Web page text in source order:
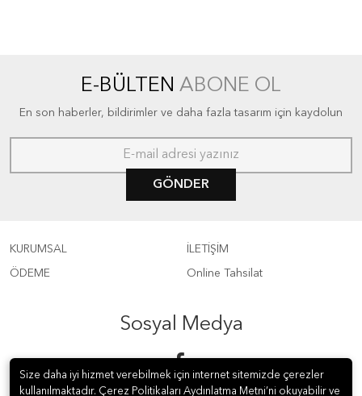
E-BÜLTEN ABONE OL
En son haberler, bildirimler ve daha fazla tasarım için kaydolun
GÖNDER
KURUMSAL
ÖDEME
İLETİŞİM
Online Tahsilat
Sosyal Medya
Size daha iyi hizmet verebilmek için internet sitemizde çerezler
kullanılmaktadır. Çerez Politikaları Aydınlatma Metni’ni okuyabilir ve